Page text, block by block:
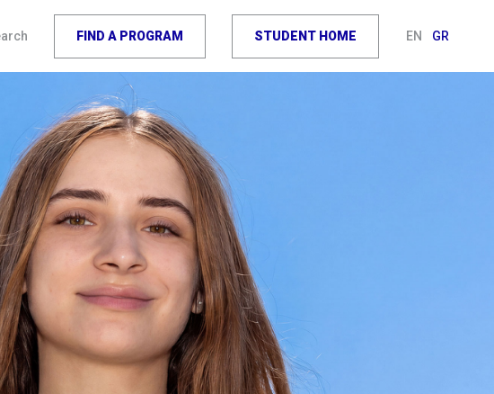
FIND A PROGRAM STUDENT HOME EN GR